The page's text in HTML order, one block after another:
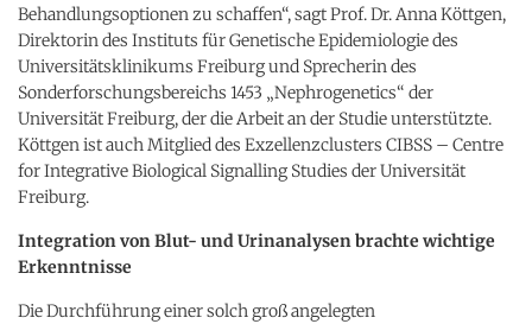
Behandlungsoptionen zu schaffen“, sagt Prof. Dr. Anna Köttgen,
Direktorin des Instituts für Genetische Epidemiologie des
Universitätsklinikums Freiburg und Sprecherin des
Sonderforschungsbereichs 1453 „Nephrogenetics“ der
Universität Freiburg, der die Arbeit an der Studie unterstützte.
Köttgen ist auch Mitglied des Exzellenzclusters CIBSS – Centre
for Integrative Biological Signalling Studies der Universität
Freiburg.
Integration von Blut- und Urinanalysen brachte wichtige
Erkenntnisse
Die Durchführung einer solch groß angelegten